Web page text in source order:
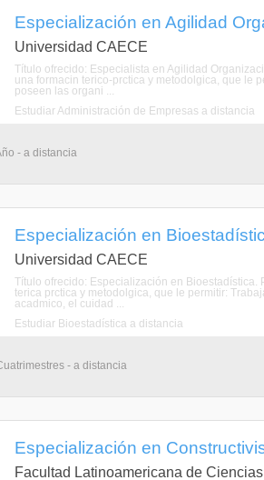
Especialización en Agilidad
Universidad CAECE
Título ofrecido: Especialista en Agilidad
una formacin terico-prctica y metodolgica, que le
poseen las organi ...
Estudiar Administración de Empresas a distancia
- a distancia
Especialización en
Universidad CAECE
Título ofrecido: Especialización en
terica prctica y metodolgica, que le permitir:
acadmico, el cuidad ...
Estudiar Bioestadística a distancia
- a distancia
Especialización en
Facultad Latinoamericana de